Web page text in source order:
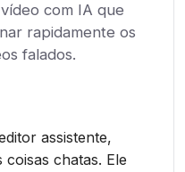
com IA que
rapidamente os
falados.
assistente,
chatas. Ele